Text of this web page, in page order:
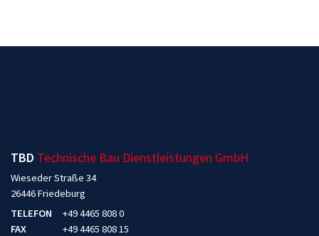
TBD Technische Bau Dienstleistungen GmbH
Wieseder Straße 34
26446 Friedeburg
TELEFON
+49 4465 808 0
FAX
+49 4465 808 15